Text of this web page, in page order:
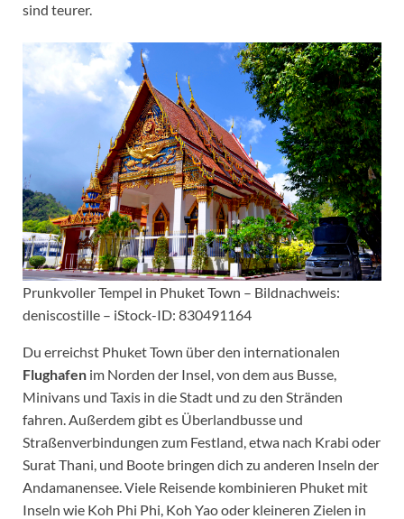
sind teurer.
Prunkvoller Tempel in Phuket Town – Bildnachweis:
deniscostille – iStock-ID: 830491164
Du erreichst Phuket Town über den internationalen
Flughafen im Norden der Insel, von dem aus Busse,
Minivans und Taxis in die Stadt und zu den Stränden
fahren. Außerdem gibt es Überlandbusse und
Straßenverbindungen zum Festland, etwa nach Krabi oder
Surat Thani, und Boote bringen dich zu anderen Inseln der
Andamanensee. Viele Reisende kombinieren Phuket mit
Inseln wie Koh Phi Phi, Koh Yao oder kleineren Zielen in